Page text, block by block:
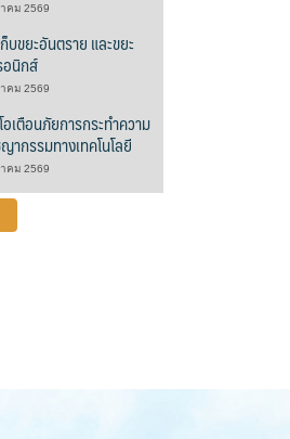
คม 2569
บขยะอันตราย และขยะ
นิกส์
คม 2569
เตือนภัยการกระทำความ
ากรรมทางเทคโนโลยี
คม 2569